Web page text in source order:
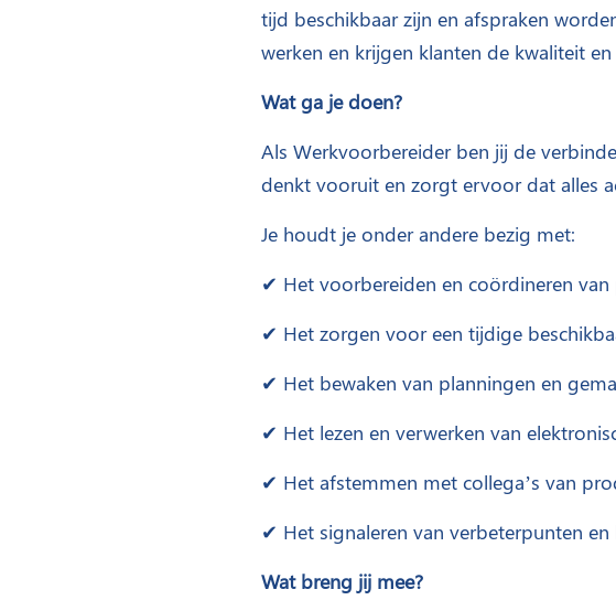
tijd beschikbaar zijn en afspraken
werken en krijgen klanten de kwaliteit
Wat ga je doen?
Als Werkvoorbereider ben jij de
denkt vooruit en zorgt ervoor dat alles
Je houdt je onder andere bezig met:
✔ Het voorbereiden en coördineren
✔ Het zorgen voor een tijdige
✔ Het bewaken van planningen en
✔ Het lezen en verwerken van
✔ Het afstemmen met collega’s van
✔ Het signaleren van verbeterpunten
Wat breng jij mee?